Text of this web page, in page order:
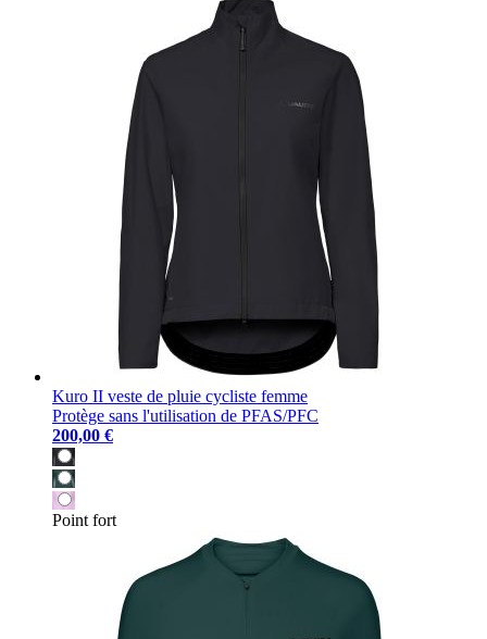
Kuro II veste de pluie cycliste femme
Protège sans l'utilisation de PFAS/PFC
200,00 €
Point fort